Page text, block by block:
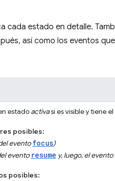
cada estado en detalle.
así como los eventos
estado activasi es visible y tiene
posibles:
eventofocus)
evento resume y, luego, el evento
posibles: